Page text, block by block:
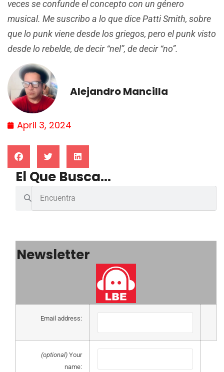
veces se confunde el concepto con un género
musical. Me suscribo a lo que dice Patti Smith, sobre
que lo punk viene desde los griegos, pero el punk visto
desde lo rebelde, de decir “nel”, de decir “no”.
Alejandro Mancilla
April 3, 2024
El Que Busca...
Newsletter
Email address:
(optional) Your
name: